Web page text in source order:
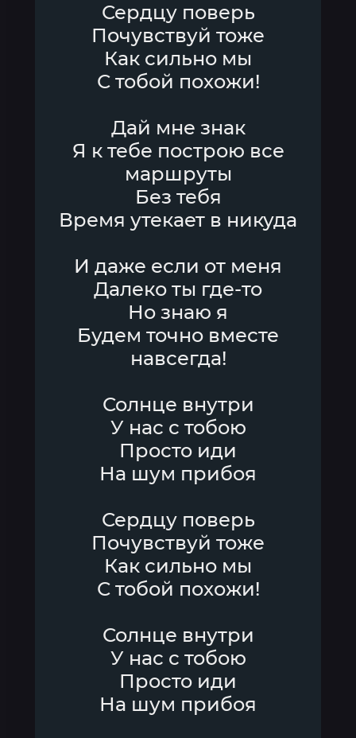
Сердцу поверь
Почувствуй тоже
Как сильно мы
С тобой похожи!
Дай мне знак
Я к тебе построю все
маршруты
Без тебя
Время утекает в никуда
И даже если от меня
Далеко ты где-то
Но знаю я
Будем точно вместе
навсегда!
Солнце внутри
У нас с тобою
Просто иди
На шум прибоя
Сердцу поверь
Почувствуй тоже
Как сильно мы
С тобой похожи!
Солнце внутри
У нас с тобою
Просто иди
На шум прибоя